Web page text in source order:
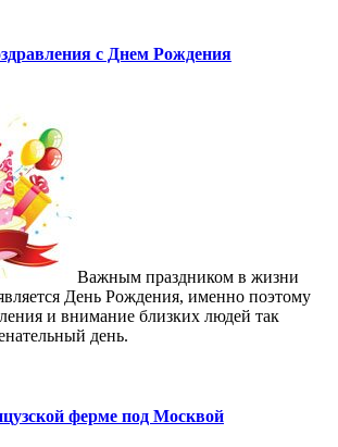
с Днем Рождения
Важным праздником в жизни
День Рождения, именно поэтому
и внимание близких людей так
день.
ферме под Москвой